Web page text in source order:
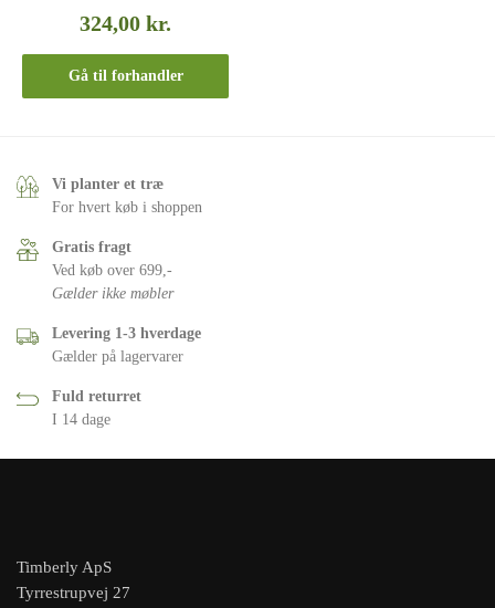
324,00kr.
Gå til forhandler
Vi planter et træ
For hvert køb i shoppen
Gratis fragt
Ved køb over 699,-
Gælder ikke møbler
Levering 1-3 hverdage
Gælder på lagervarer
Fuld returret
I 14 dage
Timberly ApS
Tyrrestrupvej 27